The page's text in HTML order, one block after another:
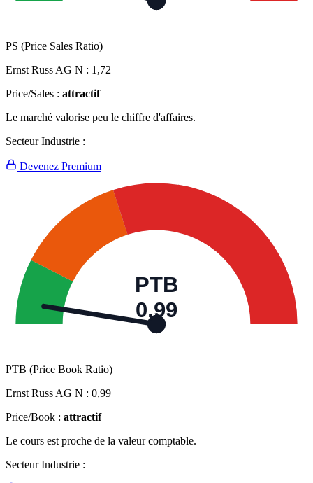
PS (Price Sales Ratio)
Ernst Russ AG N : 1,72
Price/Sales : attractif
Le marché valorise peu le chiffre d'affaires.
Secteur Industrie :
Devenez Premium
PTB
0,99
PTB (Price Book Ratio)
Ernst Russ AG N : 0,99
Price/Book : attractif
Le cours est proche de la valeur comptable.
Secteur Industrie :